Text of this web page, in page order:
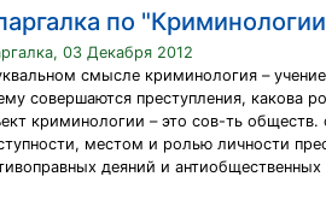
по
03 Декабря 2012
смысле криминология –
совершаются преступления, какова
криминологии – это сов-ть
местом и ролью личности
деяний и антиобщественных